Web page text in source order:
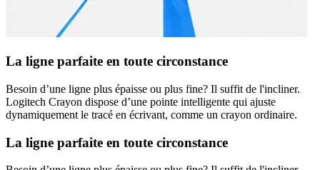
La ligne parfaite en toute circonstance
Besoin d’une ligne plus épaisse ou plus fine? Il suffit de l'incliner.
Logitech Crayon dispose d’une pointe intelligente qui ajuste
dynamiquement le tracé en écrivant, comme un crayon ordinaire.
La ligne parfaite en toute circonstance